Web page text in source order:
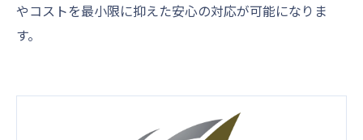
やコストを最小限に抑えた安心の対応が可能になりま
す。